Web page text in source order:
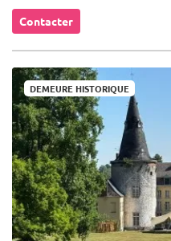
Contacter
DEMEURE HISTORIQUE